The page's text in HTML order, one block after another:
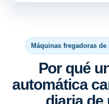
Máquinas fregadoras
Por qué
automática